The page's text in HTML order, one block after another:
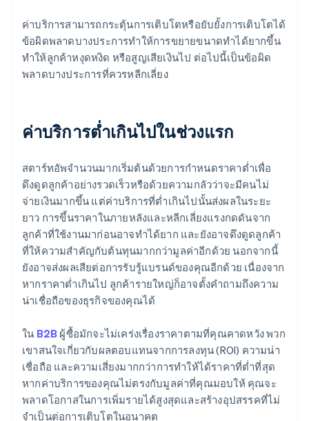
ค่าบริการสามารถกระตุ้นการเติบโตหรือยับยั้งการเติบโตได้
ข้อผิดพลาดบางประการทำให้การขยายขนาดทำได้ยากขึ้น
ทำให้ลูกค้าหงุดหงิด หรือสูญเสียเงินไป ต่อไปนี้เป็นข้อผิด
พลาดบางประการที่ควรหลีกเลี่ยง
ค่าบริการต่ำเกินไปในช่วงแรก
สตาร์ทอัพจำนวนมากเริ่มต้นด้วยการกำหนดราคาต่ำเพื่อ
ดึงดูดลูกค้าอย่างรวดเร็วหรือด้วยความกลัวว่าจะมีคนไม่
จ่ายเงินมากขึ้น แต่ค่าบริการที่ต่ำเกินไปนั้นส่งผลในระยะ
ยาว การขึ้นราคาในภายหลังและหลีกเลี่ยงแรงกดดันจาก
ลูกค้าที่ใช้งานมาก่อนอาจทำได้ยาก และยังอาจดึงดูดลูกค้า
ที่ให้ความสำคัญกับต้นทุนมากกว่ามูลค่าอีกด้วย นอกจากนี้
ยังอาจส่งผลเสียต่อการรับรู้แบรนด์ของคุณอีกด้วย เนื่องจาก
หากราคาต่ำเกินไป ลูกค้ารายใหญ่ก็อาจตั้งคำถามถึงความ
น่าเชื่อถือของธุรกิจของคุณได้
ใน B2B ผู้ซื้อมักจะไม่เคร่งเรื่องราคาตามที่คุณคาดหวัง พวก
เขาสนใจเกี่ยวกับผลตอบแทนจากการลงทุน (ROI) ความน่า
เชื่อถือ และความเสี่ยงมากกว่าการทำให้ได้ราคาที่ต่ำที่สุด
หากค่าบริการของคุณไม่ตรงกับมูลค่าที่คุณมอบให้ คุณจะ
พลาดโอกาสในการเพิ่มรายได้สูงสุดและสร้างอุปสรรคที่ไม่
จำเป็นต่อการเติบโตในอนาคต